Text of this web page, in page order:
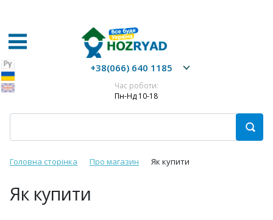
+38(066) 640 1185
Час роботи:
Пн-Нд 10-18
Головна сторінка Про магазин Як купити
Як купити